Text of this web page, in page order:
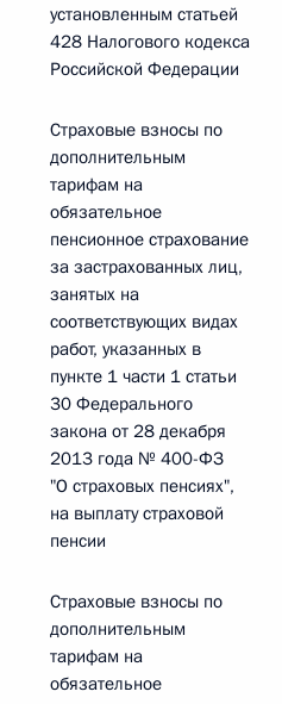
установленным статьей
428 Налогового кодекса
Российской Федерации
Страховые взносы по
дополнительным
тарифам на
обязательное
пенсионное страхование
за застрахованных лиц,
занятых на
соответствующих видах
работ, указанных в
пункте 1 части 1 статьи
30 Федерального
закона от 28 декабря
2013 года № 400-ФЗ
"О страховых пенсиях",
на выплату страховой
пенсии
Страховые взносы по
дополнительным
тарифам на
обязательное